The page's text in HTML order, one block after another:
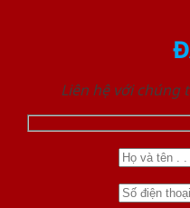
Liên hệ với chúng